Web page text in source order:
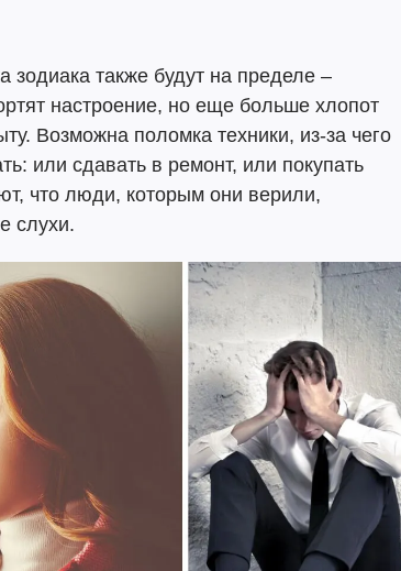
зодиака также будут на пределе –
настроение, но еще больше хлопот
Возможна поломка техники, из-за чего
или сдавать в ремонт, или покупать
что люди, которым они верили,
слухи.